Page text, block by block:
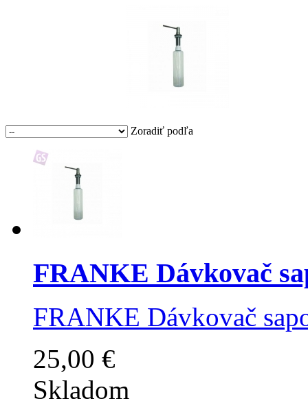
Zoradiť podľa
FRANKE Dávkovač
FRANKE Dávkovač
25,00 €
Skladom